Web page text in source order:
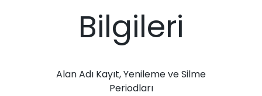
Bilgileri
Alan Adı Kayıt, Yenileme ve Silme
Periodları